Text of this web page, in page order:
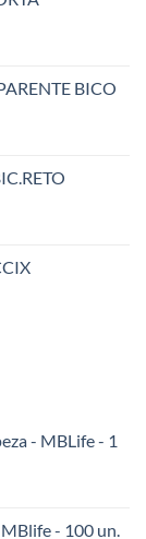
BICO
- MBLife - 1
- 100 un.